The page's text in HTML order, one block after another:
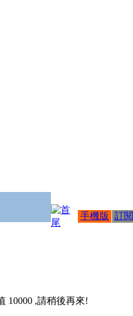
手機版 訂閱
10000 ,請稍後再來!